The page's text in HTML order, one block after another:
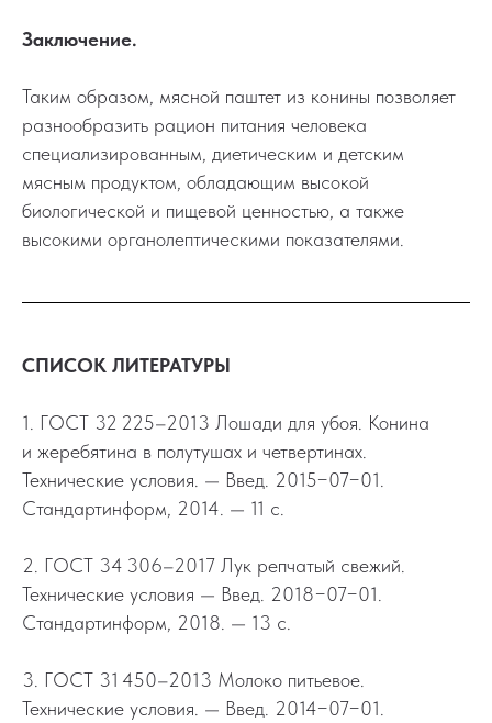
Заключение.
Таким образом, мясной паштет из конины позволяет
разнообразить рацион питания человека
специализированным, диетическим и детским
мясным продуктом, обладающим высокой
биологической и пищевой ценностью, а также
высокими органолептическими показателями.
СПИСОК ЛИТЕРАТУРЫ
1. ГОСТ 32 225–2013 Лошади для убоя. Конина
и жеребятина в полутушах и четвертинах.
Технические условия. — Введ. 2015−07−01.
Стандартинформ, 2014. — 11 с.
2. ГОСТ 34 306–2017 Лук репчатый свежий.
Технические условия — Введ. 2018−07−01.
Стандартинформ, 2018. — 13 с.
3. ГОСТ 31 450–2013 Молоко питьевое.
Технические условия. — Введ. 2014−07−01.